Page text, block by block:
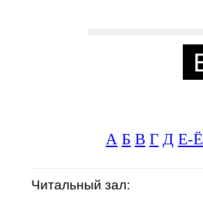
А Б В Г Д Е-Ё
Читальный зал: